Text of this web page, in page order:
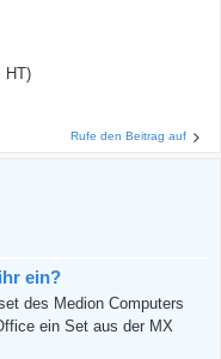
HT)
Rufe den Beitrag auf
ein?
des Medion Computers
ein Set aus der MX